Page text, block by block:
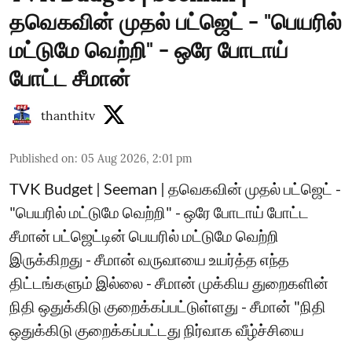
தவெகவின் முதல் பட்ஜெட் - "பெயரில்
மட்டுமே வெற்றி" - ஒரே போடாய்
போட்ட சீமான்
thanthitv
Published on: 05 Aug 2026, 2:01 pm
TVK Budget | Seeman | தவெகவின் முதல் பட்ஜெட் -
"பெயரில் மட்டுமே வெற்றி" - ஒரே போடாய் போட்ட
சீமான் பட்ஜெட்டின் பெயரில் மட்டுமே வெற்றி
இருக்கிறது - சீமான் வருவாயை உயர்த்த எந்த
திட்டங்களும் இல்லை - சீமான் முக்கிய துறைகளின்
நிதி ஒதுக்கிடு குறைக்கப்பட்டுள்ளது - சீமான் "நிதி
ஒதுக்கிடு குறைக்கப்பட்டது நிர்வாக வீழ்ச்சியை